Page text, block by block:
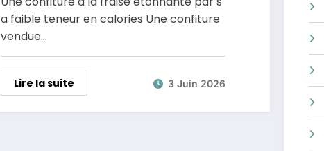
a faible teneur en calories Une confiture
vendue…
Lire la suite 3 Juin 2026